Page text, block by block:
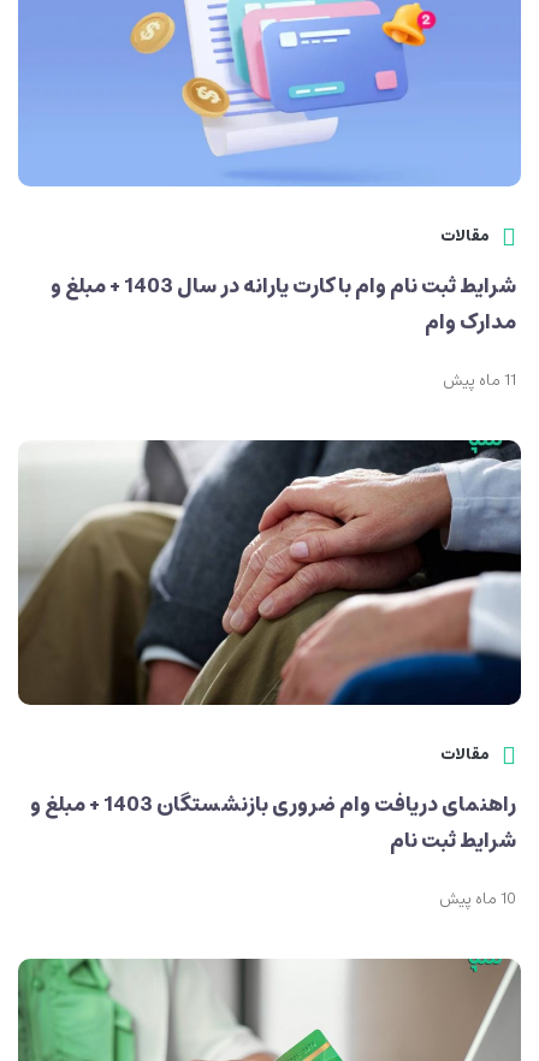
مقالات
شرایط ثبت نام وام با کارت یارانه در سال 1403 + مبلغ و
مدارک وام
11 ماه پیش
مقالات
راهنمای دریافت وام ضروری بازنشستگان 1403 + مبلغ و
شرایط ثبت نام
10 ماه پیش